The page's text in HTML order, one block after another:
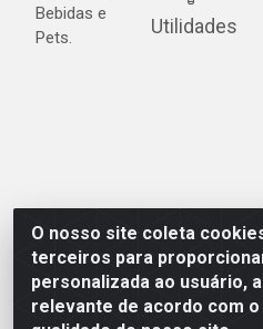
O nosso site coleta
terceiros para
personalizada ao usuário,
relevante de acordo com
Bebidas e
Pets.
Utilidades
Cardeal Distribuidora -
do Moura - Caruaru/PE -